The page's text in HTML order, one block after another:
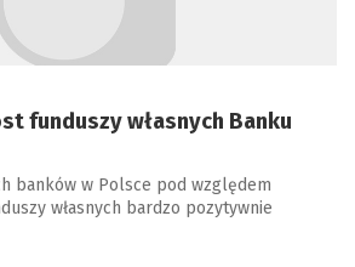
funduszy własnych Banku
banków w Polsce pod względem
własnych bardzo pozytywnie